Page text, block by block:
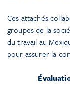
Ces attachés
groupes de la
du travail au
pour assurer la